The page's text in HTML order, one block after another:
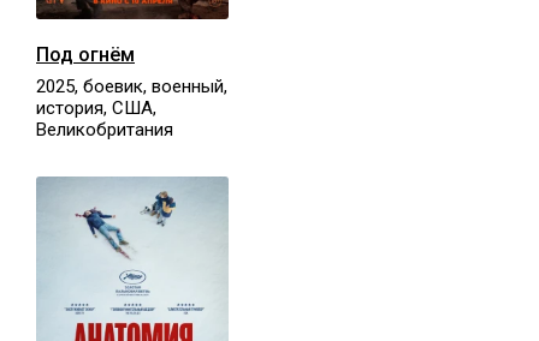
Под огнём
2025, боевик, военный,
история, США,
Великобритания